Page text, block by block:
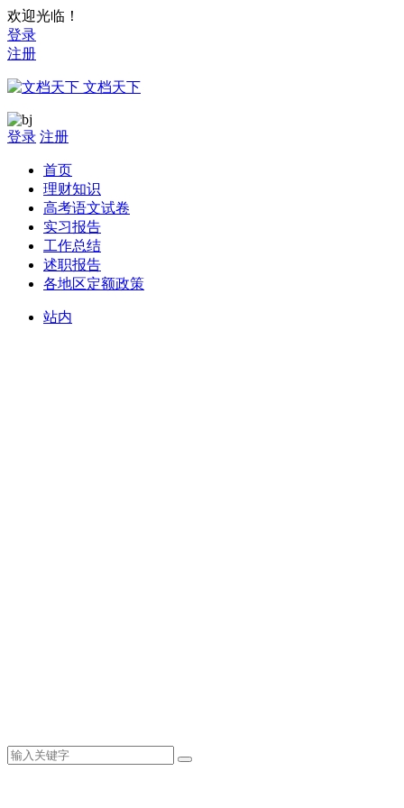
欢迎光临！
登录
注册
文档天下
登录 注册
首页
理财知识
高考语文试卷
实习报告
工作总结
述职报告
各地区定额政策
站内